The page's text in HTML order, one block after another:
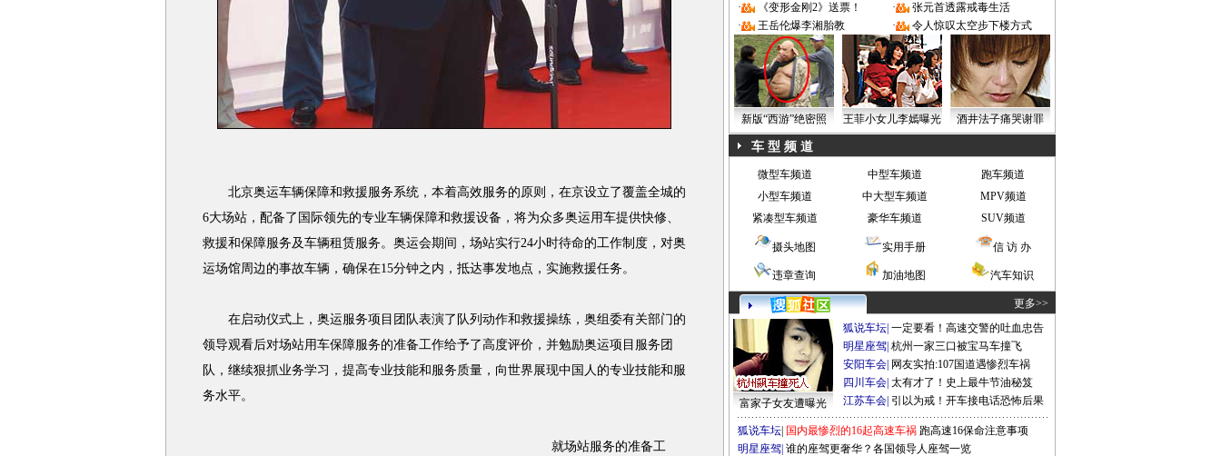
北京奥运车辆保障和救援服务系统，本着高效服务的原则，在京设立了覆盖全城的
6大场站，配备了国际领先的专业车辆保障和救援设备，将为众多奥运用车提供快修、
救援和保障服务及车辆租赁服务。奥运会期间，场站实行24小时待命的工作制度，对奥
运场馆周边的事故车辆，确保在15分钟之内，抵达事发地点，实施救援任务。
在启动仪式上，奥运服务项目团队表演了队列动作和救援操练，奥组委有关部门的
领导观看后对场站用车保障服务的准备工作给予了高度评价，并勉励奥运项目服务团
队，继续狠抓业务学习，提高专业技能和服务质量，向世界展现中国人的专业技能和服
务水平。
就场站服务的准备工
·
《变形金刚2》送票！ ·
张元首透露戒毒生活
·
王岳伦爆李湘胎教 · 令人惊叹太空步下楼方式
新版“西游”绝密照 王菲小女儿李嫣曝光 酒井法子痛哭谢罪
车 型 频 道
微型车频道 中型车频道
跑车频道
小型车频道
中大型车频道
MPV频道
紧凑型车频道
豪华车频道 SUV频道
摄头地图 实用手册 信 访 办
违章查询 加油地图 汽车知识
更多>>
富家子女友遭曝光
狐说车坛 一定要看！高速交警的吐血忠告
明星座驾 杭州一家三口被宝马车撞飞
安阳车会 网友实拍:107国道遇惨烈车祸
四川车会 太有才了！史上最牛节油秘笈
江苏车会 引以为戒！开车接电话恐怖后果
狐说车坛 国内最惨烈的16起高速车祸 跑高速16保命注意事项
明星座驾 谁的座驾更奢华？各国领导人座驾一览